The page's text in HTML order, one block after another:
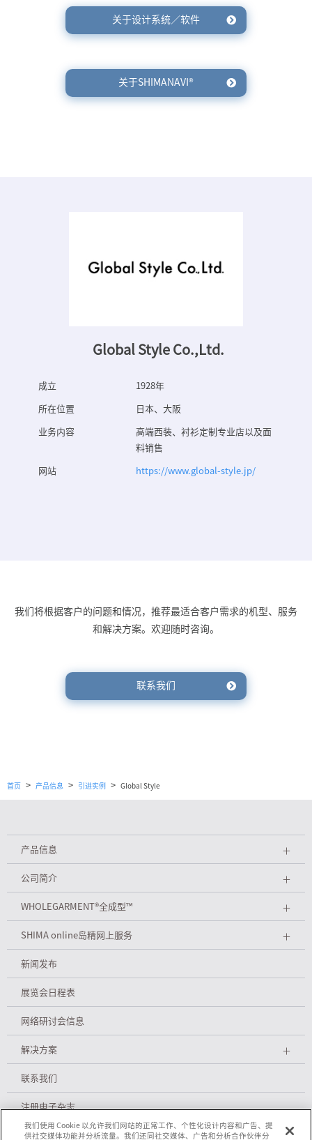
关于设计系统／软件
关于SHIMANAVI®
Global Style Co.,Ltd.
成立
1928年
所在位置
日本、大阪
业务内容
高端西装、衬衫定制专业店以及面
料销售
网站
https://www.global-style.jp/
我们将根据客户的问题和情况，推荐最适合客户需求的机型、服务
和解决方案。欢迎随时咨询。
联系我们
首页 > 产品信息 > 引进实例 > Global Style
产品信息 ＋
公司简介 ＋
WHOLEGARMENT®全成型™ ＋
SHIMA online岛精网上服务 ＋
新闻发布
展览会日程表
网络研讨会信息
解决方案 ＋
联系我们
注册电子杂志
我们使用 Cookie 以允许我们网站的正常工作、个性化设计内容和广告、提
供社交媒体功能并分析流量。我们还同社交媒体、广告和分析合作伙伴分